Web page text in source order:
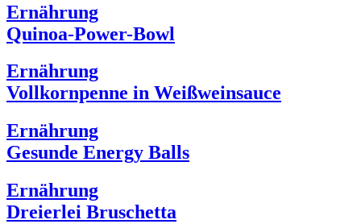
Ernährung
Quinoa-Power-Bowl
Ernährung
Vollkornpenne in Weißweinsauce
Ernährung
Gesunde Energy Balls
Ernährung
Dreierlei Bruschetta